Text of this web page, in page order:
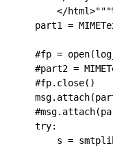
</
part1 =
#fp =
#part2 =
    #fp.close()
    try:
s =